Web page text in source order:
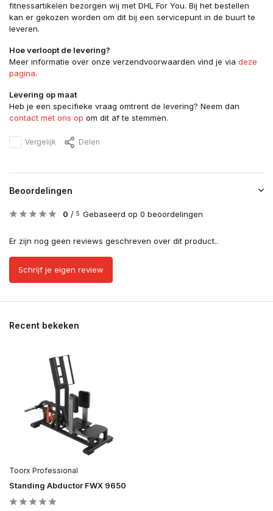
fitnessartikelen bezorgen wij met DHL For You. Bij het bestellen
kan er gekozen worden om dit bij een servicepunt in de buurt te
leveren.
Hoe verloopt de levering?
Meer informatie over onze verzendvoorwaarden vind je via deze
pagina.
Levering op maat
Heb je een specifieke vraag omtrent de levering? Neem dan
contact met ons op om dit af te stemmen.
Vergelijk Delen
Beoordelingen
0 / 5 Gebaseerd op 0 beoordelingen
Er zijn nog geen reviews geschreven over dit product..
Schrijf je eigen review
Recent bekeken
Toorx Professional
Standing Abductor FWX 9650